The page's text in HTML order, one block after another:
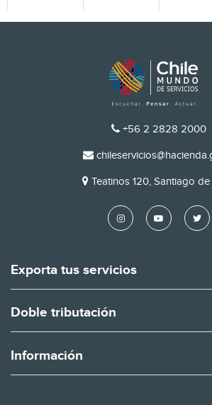
TELÉFONO
+56 2 2828 2000
EMAIL
DIRECCIÓN
Teatinos 120, Santiago
Exporta tus servicios
Doble tributación
Información